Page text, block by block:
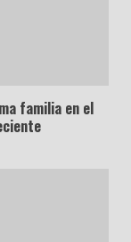
familia en el